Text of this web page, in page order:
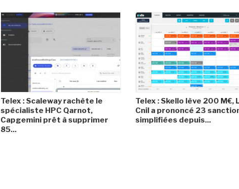
Telex : Scaleway rachète le
spécialiste HPC Qarnot,
Capgemini prêt à supprimer
85...
Telex : Skello lève 200 M€,
Cnil a prononcé 23
simplifiées depuis...